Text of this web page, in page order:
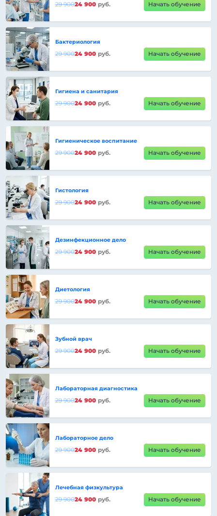
29 90024 900 руб. Начать обучение
Бактериология
29 90024 900 руб. Начать обучение
Гигиена и санитария
29 90024 900 руб. Начать обучение
Гигиеническое воспитание
29 90024 900 руб. Начать обучение
Гистология
29 90024 900 руб. Начать обучение
Дезинфекционное дело
29 90024 900 руб. Начать обучение
Диетология
29 90024 900 руб. Начать обучение
Зубной врач
29 90024 900 руб. Начать обучение
Лабораторная диагностика
29 90024 900 руб. Начать обучение
Лабораторное дело
29 90024 900 руб. Начать обучение
Лечебная физкультура
29 90024 900 руб. Начать обучение